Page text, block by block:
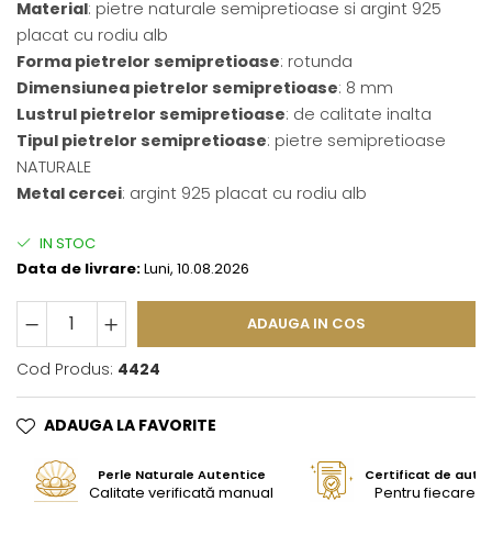
Material: pietre naturale semipretioase si argint 925
placat cu rodiu alb
Forma pietrelor semipretioase: rotunda
Dimensiunea pietrelor semipretioase: 8 mm
Lustrul pietrelor semipretioase: de calitate inalta
Tipul pietrelor semipretioase: pietre semipretioase
NATURALE
Metal cercei: argint 925 placat cu rodiu alb
IN STOC
Data de livrare:Luni, 10.08.2026
ADAUGA IN COS
Cod Produs: 4424
ADAUGA LA FAVORITE
Perle Naturale Autentice
Calitate verificată manual
Certificat de
Pentru fiecare